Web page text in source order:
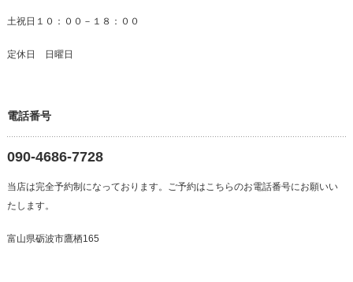
土祝日１０：００－１８：００
定休日 日曜日
電話番号
090-4686-7728
当店は完全予約制になっております。ご予約はこちらのお電話番号にお願いい
たします。
富山県砺波市鷹栖165